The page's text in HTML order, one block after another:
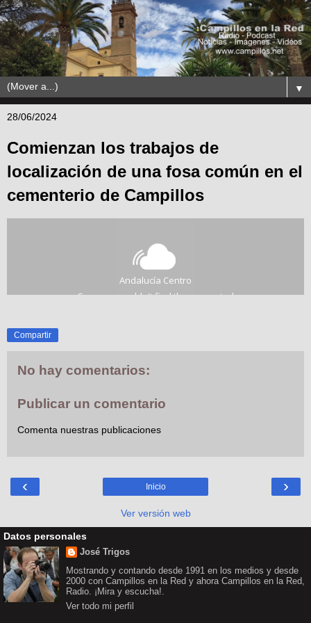
▼
28/06/2024
Comienzan los trabajos de
localización de una fosa común en el
cementerio de Campillos
Compartir
No hay comentarios:
Publicar un comentario
Comenta nuestras publicaciones
‹ ›
Inicio
Ver versión web
Datos personales
José Trigos
Mostrando y contando desde 1991 en los medios y desde
2000 con Campillos en la Red y ahora Campillos en la Red,
Radio. ¡Mira y escucha!.
Ver todo mi perfil